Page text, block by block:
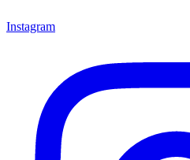
Instagram